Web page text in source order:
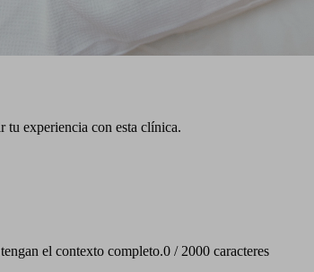
tu experiencia con esta clínica.
el contexto completo.0 / 2000 caracteres